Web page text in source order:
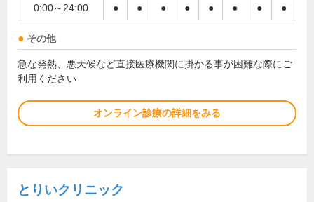
0:00～24:00 ● ● ● ● ● ● ● ●
その他
急な発熱、悪天候など直接医療機関に掛かる事が困難な際にご
利用ください
オンライン診療の詳細をみる
とりいクリニック